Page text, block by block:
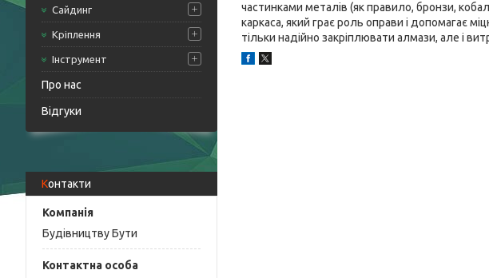
Сайдинг
Кріплення
Інструмент
Про нас
Відгуки
Контакти
Будівництву Бути
частинками металів (як правило, бронзи,
каркаса, який грає роль оправи і допомагає
тільки надійно закріплювати алмази, але і